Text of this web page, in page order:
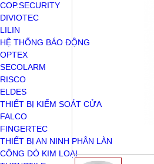
COP.SECURITY
DIVIOTEC
LILIN
HỆ THỐNG BÁO ĐỘNG
OPTEX
SECOLARM
RISCO
ELDES
THIẾT BỊ KIỂM SOÁT CỬA
FALCO
FINGERTEC
THIẾT BỊ AN NINH PHÂN LÀN
CÔNG DÒ KIM LOẠI